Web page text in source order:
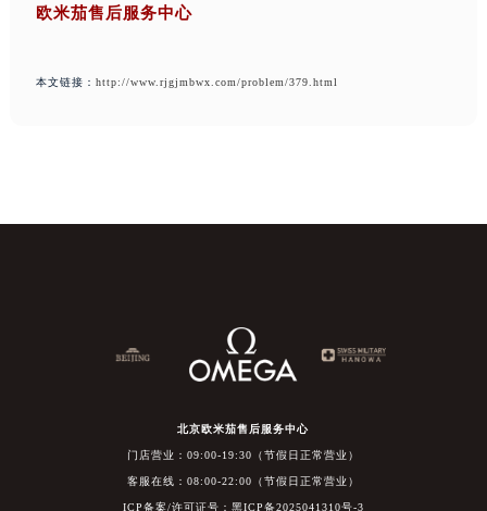
欧米茄售后服务中心
本文链接： http://www.rjgjmbwx.com/problem/379.html
北京欧米茄售后服务中心
门店营业：09:00-19:30（节假日正常营业）
客服在线：08:00-22:00（节假日正常营业）
ICP备案/许可证号：黑ICP备2025041310号-3